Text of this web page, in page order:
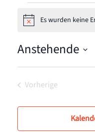
HinweisEs wurden keine
Anstehende
Datum
auswählen.
Vorherige